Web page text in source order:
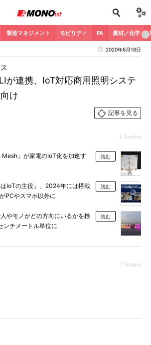
製造マネジメント モビリティ FA 素材／化学
2020年6月18日
が連携、IoT対応商用照明システ
け
記事を見る
6 Articles
Mesh」が家電のIoT化を加速す
読む
はIoTの主役」、2024年には搭載
PCやスマホ以外に
読む
やモノがどの方向にいるかを検
ンチメートル単位に
読む
1 Images